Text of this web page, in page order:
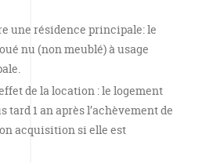
une résidence principale: le
nu (non meublé) à usage
de la location : le logement
tard 1 an après l’achèvement de
acquisition si elle est